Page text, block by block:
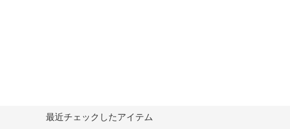
最近チェックしたアイテム